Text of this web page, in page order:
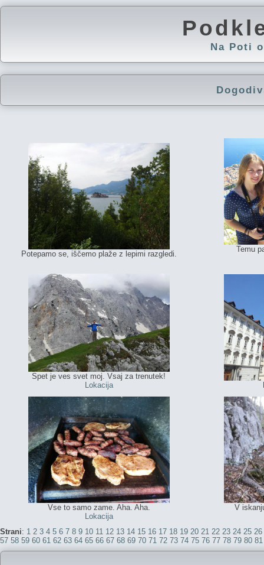
Na Poti
Potepamo se, iščemo plaže z lepimi razgledi.
Temu
Spet je ves svet moj. Vsaj za trenutek!
Lokacija
Vse to samo zame. Aha. Aha.
Lokacija
V
Strani: 1 2 3 4 5 6 7 8 9 10 11 12 13 14 15 16 17 18 19 20 21 22 23 24 25 26
57 58 59 60 61 62 63 64 65 66 67 68 69 70 71 72 73 74 75 76 77 78 79 80 81